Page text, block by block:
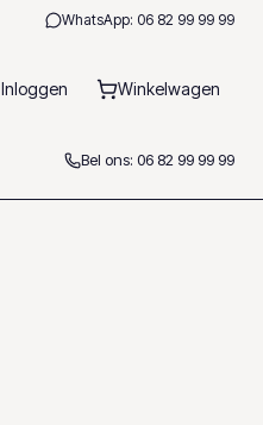
WhatsApp: 06 82 99 99 99
Inloggen Winkelwagen
Bel ons: 06 82 99 99 99